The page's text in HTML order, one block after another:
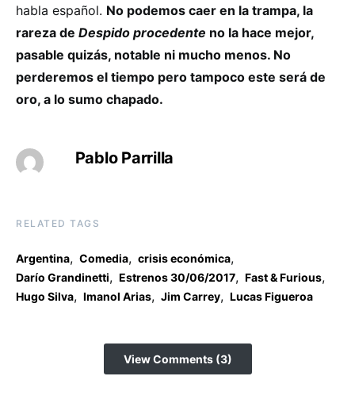
habla español. No podemos caer en la trampa, la
rareza de Despido procedente no la hace mejor,
pasable quizás, notable ni mucho menos. No
perderemos el tiempo pero tampoco este será de
oro, a lo sumo chapado.
Pablo Parrilla
RELATED TAGS
Argentina, Comedia, crisis económica,
Darío Grandinetti, Estrenos 30/06/2017, Fast & Furious,
Hugo Silva, Imanol Arias, Jim Carrey, Lucas Figueroa
View Comments (3)